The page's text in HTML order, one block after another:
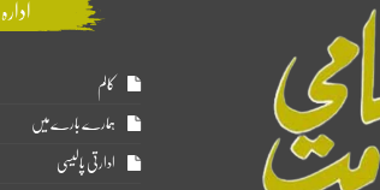
ادارہ
کالم
ہمارے بارے میں
ادارتی پالیسی